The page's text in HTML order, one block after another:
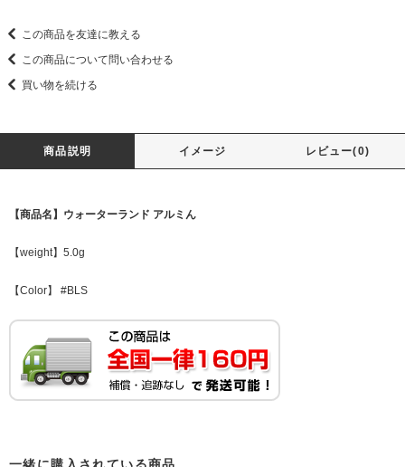
この商品を友達に教える
この商品について問い合わせる
買い物を続ける
商品説明 イメージ レビュー(0)
【商品名】ウォーターランド アルミん
【weight】5.0g
【Color】 #BLS